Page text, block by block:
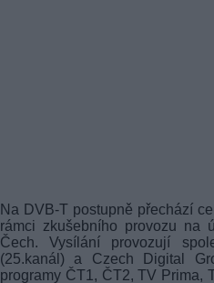
Na DVB-T postupně přechází
rámci zkušebního provozu na
Čech. Vysílání provozují
(25.kanál) a Czech Digital
programy ČT1, ČT2, TV Prima,